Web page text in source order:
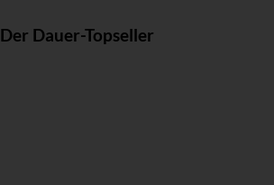
Der Dauer-Topseller